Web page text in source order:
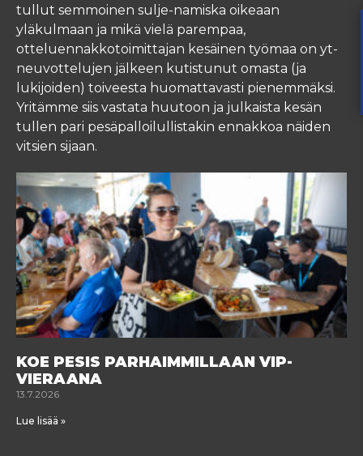
tullut semmoinen sulje-namiska oikeaan
yläkulmaan ja mikä vielä parempaa,
otteluennakkotoimittajan kesäinen työmaa on yt-
neuvottelujen jälkeen kutistunut omasta (ja
lukijoiden) toiveesta huomattavasti pienemmäksi.
Yritämme siis vastata huutoon ja julkaista kesän
tullen pari pesäpalloilullistakin ennakkoa näiden
vitsien sijaan.
KOE PESIS PARHAIMMILLAAN VIP-
VIERAANA
13.7.2026
Lue lisää »